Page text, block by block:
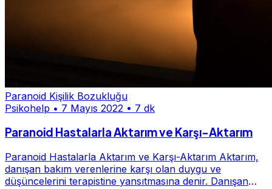
Paranoid Kişilik Bozukluğu
Psikohelp • 7 Mayıs 2022 • 7 dk
Paranoid Hastalarla Aktarım ve Karşı-Aktarım
Paranoid Hastalarla Aktarım ve Karşı-Aktarım Aktarım,
danışan bakım verenlerine karşı olan duygu ve
düşüncelerini terapistine yansıtmasına denir. Danışan